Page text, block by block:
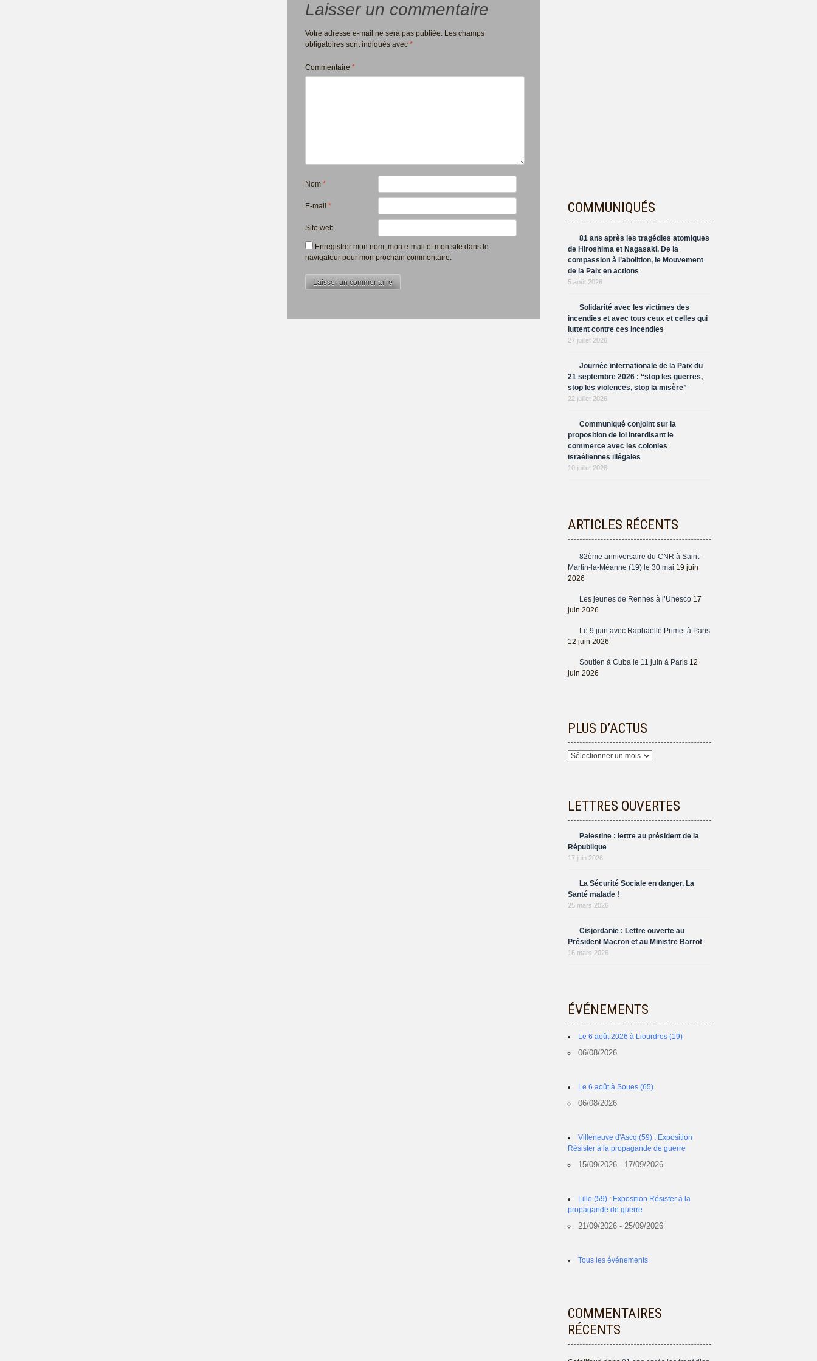
Laisser un commentaire
Votre adresse e-mail ne sera pas publiée. Les champs
obligatoires sont indiqués avec *
Commentaire *
Nom *
E-mail *
Site web
Enregistrer mon nom, mon e-mail et mon site dans le
navigateur pour mon prochain commentaire.
COMMUNIQUÉS
81 ans après les tragédies atomiques
de Hiroshima et Nagasaki. De la
compassion à l’abolition, le Mouvement
de la Paix en actions
5 août 2026
Solidarité avec les victimes des
incendies et avec tous ceux et celles qui
luttent contre ces incendies
27 juillet 2026
Journée internationale de la Paix du
21 septembre 2026 : “stop les guerres,
stop les violences, stop la misère”
22 juillet 2026
Communiqué conjoint sur la
proposition de loi interdisant le
commerce avec les colonies
israéliennes illégales
10 juillet 2026
ARTICLES RÉCENTS
82ème anniversaire du CNR à Saint-
Martin-la-Méanne (19) le 30 mai 19 juin
2026
Les jeunes de Rennes à l’Unesco 17
juin 2026
Le 9 juin avec Raphaëlle Primet à Paris
12 juin 2026
Soutien à Cuba le 11 juin à Paris 12
juin 2026
PLUS D’ACTUS
Plus
LETTRES OUVERTES
Palestine : lettre au président de la
République
17 juin 2026
La Sécurité Sociale en danger, La
Santé malade !
25 mars 2026
Cisjordanie : Lettre ouverte au
Président Macron et au Ministre Barrot
16 mars 2026
ÉVÉNEMENTS
Le 6 août 2026 à Liourdres (19)
06/08/2026
Le 6 août à Soues (65)
06/08/2026
Villeneuve d'Ascq (59) : Exposition
Résister à la propagande de guerre
15/09/2026 - 17/09/2026
Lille (59) : Exposition Résister à la
propagande de guerre
21/09/2026 - 25/09/2026
Tous les événements
COMMENTAIRES
RÉCENTS